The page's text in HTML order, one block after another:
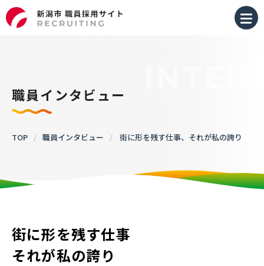
TOP
お知らせ
仕事を知る
職員インタビュー
TOP / 職員インタビュー / 街に形を残す仕事、それが私の誇り
街に形を残す仕事
それが私の誇り